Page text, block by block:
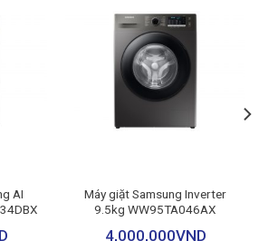
AI
Máy giặt Samsung Inverter
9.5kg WW95TA046AX
4,000,000VND